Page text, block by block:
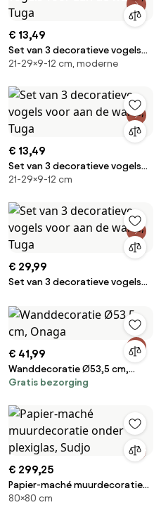
€ 13,49
Set van 3 decoratieve vogels
voor aan de wand, Tuga
21-29×9-12 cm, moderne
€ 13,49
Set van 3 decoratieve vogels
voor aan de wand, Tuga
21-29×9-12 cm
€ 29,99
Set van 3 decoratieve vogels
€ 41,99
Wanddecoratie Ø53,5 cm,
Onaga
Gratis bezorging
€ 299,25
Papier-maché muurdecoratie
onder plexiglas, Sudjo
80×80 cm